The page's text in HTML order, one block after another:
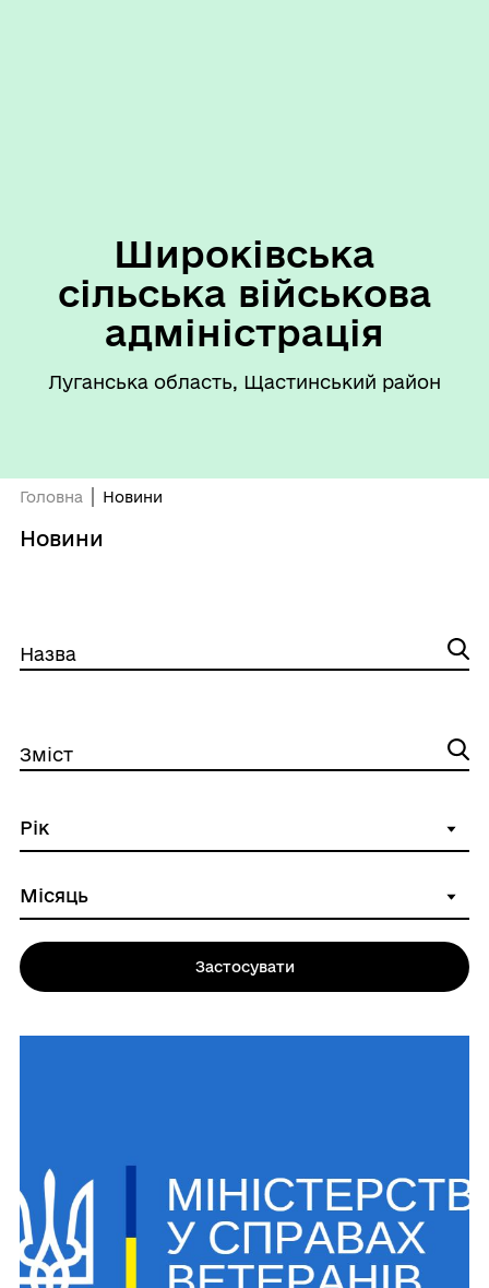
Широківська
сільська військова
адміністрація
Луганська область, Щастинський район
Головна Новини
Новини
Назва
Зміст
Застосувати